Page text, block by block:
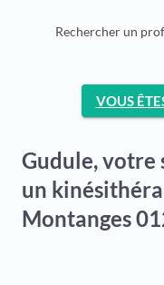
Rechercher un
VOUS
Gudule,
un
Montanges